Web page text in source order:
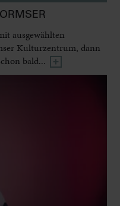
ausgewählten
Kulturzentrum, dann
bald...